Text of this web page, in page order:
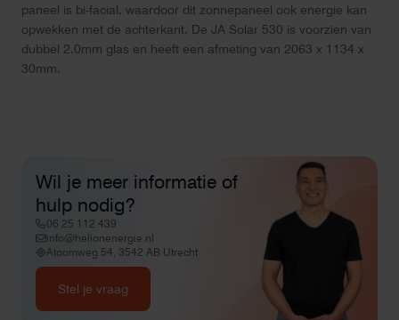
paneel is bi-facial, waardoor dit zonnepaneel ook energie kan
opwekken met de achterkant. De JA Solar 530 is voorzien van
dubbel 2.0mm glas en heeft een afmeting van 2063 x 1134 x
30mm.
Wil je meer informatie of
hulp nodig?
06 25 112 439
info@helionenergie.nl
Atoomweg 54, 3542 AB Utrecht
Stel je vraag